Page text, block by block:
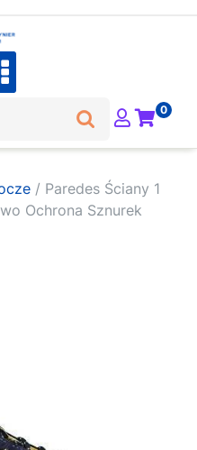
0
/ Paredes Ściany 1
Ochrona Sznurek